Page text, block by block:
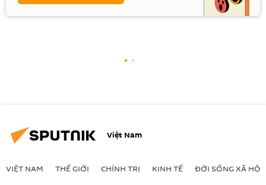
Việt Nam
VIỆT NAM THẾ GIỚI CHÍNH TRỊ KINH TẾ ĐỜI SỐNG XÃ HỘI